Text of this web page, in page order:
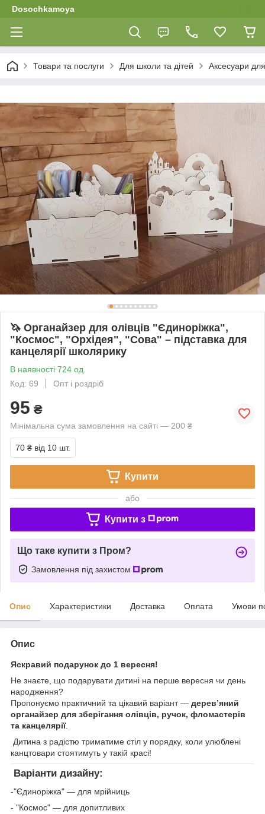
Dosochkamoya
Товари та послуги Для школи та дітей Аксесуари
🦄 Органайзер для олівців "Єдиноріжка",
"Космос", "Орхідея", "Сова" – підставка для
канцелярії школярику
В наявності 724 од.
Код: 69
Опт і роздріб
95 ₴
Мінімальна сума замовлення на сайті — 200 ₴
70 ₴ від 10 шт.
Купити
або
Купити з
Що таке купити з Пром?
Замовлення під захистом
Опис Характеристики Доставка Оплата Умови
Опис
Яскравий подарунок до 1 вересня!
Не знаєте, що подарувати дитині на перше вересня чи день
народження?
Пропонуємо практичний та цікавий варіант — дерев’яний
органайзер для зберігання олівців, ручок, фломастерів
та канцелярії.
Дитина з радістю триматиме стіл у порядку, коли улюблені
канцтовари стоятимуть у такій красі!
Варіанти дизайну:
-"Єдиноріжка" — для мрійниць
- "Космос" — для допитливих